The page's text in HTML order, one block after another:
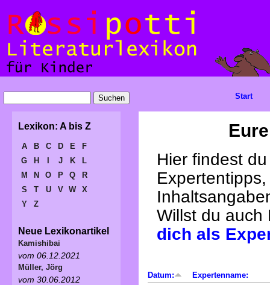
Hier findest
Willst du
dich als
Datum: Expertenname:
Start
Lexikon: A bis Z
A B C D E
F
G
H J K
L
M
N O P Q
R
S
T U V W
X
Y
Z
Neue Lexikonartikel
Kamishibai
vom 06.12.2021
Müller, Jörg
vom 30.06.2012